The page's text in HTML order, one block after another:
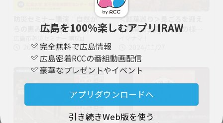
広島を100％楽しむアプリIRAW
完全無料で広島情報
広島密着RCCの番組動画配信
豪華なプレゼントやイベント
アプリダウンロードへ
引き続きWeb版を使う
防災セミナー講演｜自然か
らの恵みを享受しながら非
【広島市防災セミナー】
2024年11月10日
＜紅葉巡り＞見ごろを迎え
た尾関山公園の紅葉の様子